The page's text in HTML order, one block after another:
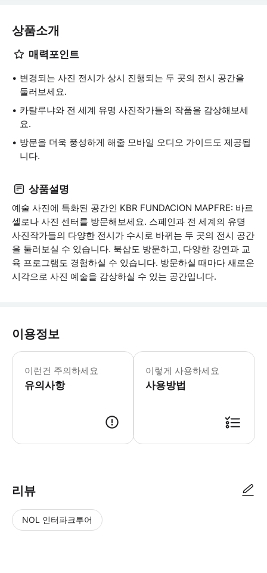
상품소개
매력포인트
변경되는 사진 전시가 상시 진행되는 두 곳의 전시 공간을
둘러보세요.
카탈루냐와 전 세계 유명 사진작가들의 작품을 감상해보세
요.
방문을 더욱 풍성하게 해줄 모바일 오디오 가이드도 제공됩
니다.
상품설명
예술 사진에 특화된 공간인 KBR FUNDACION MAPFRE: 바르
셀로나 사진 센터를 방문해보세요. 스페인과 전 세계의 유명
사진작가들의 다양한 전시가 수시로 바뀌는 두 곳의 전시 공간
을 둘러보실 수 있습니다. 북샵도 방문하고, 다양한 강연과 교
육 프로그램도 경험하실 수 있습니다. 방문하실 때마다 새로운
시각으로 사진 예술을 감상하실 수 있는 공간입니다.
이용정보
이런건 주의하세요
유의사항
어린이 규정: - 16세 미만 어린이는
이렇게 사용하세요
사용방법
리뷰
NOL 인터파크투어